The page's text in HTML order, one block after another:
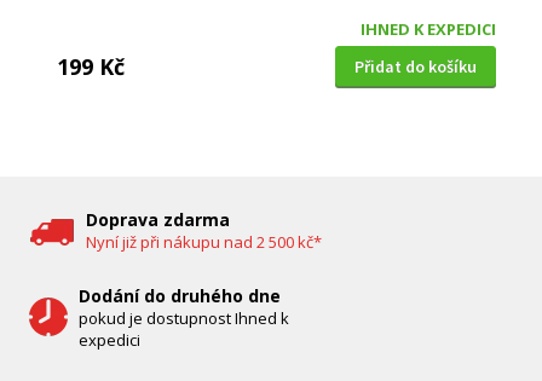
IHNED K EXPEDICI
199 Kč Přidat do košíku
Doprava zdarma
Nyní již při nákupu nad 2 500 kč*
Dodání do druhého dne
pokud je dostupnost Ihned k
expedici